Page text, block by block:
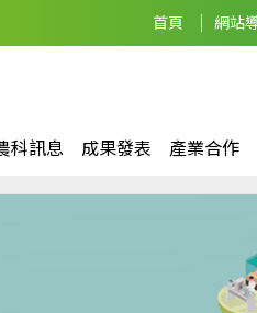
首頁 網站
科訊息 成果發表 產業合作